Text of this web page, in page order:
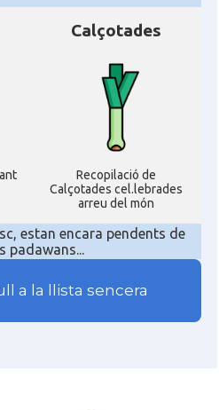
Calçotades
Recopilació de
Calçotades cel.lebrades
arreu del món
estan encara pendents de
padawans...
a la llista sencera